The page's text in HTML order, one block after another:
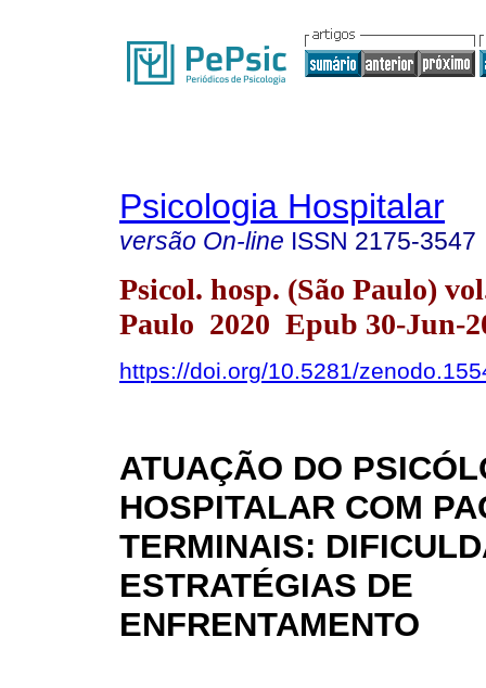
Psicologia Hospitalar
versão On-line ISSN 2175-3547
Psicol. hosp. (São Paulo)
Paulo 2020 Epub 30-Jun-
https://doi.org/10.5281/
ATUAÇÃO DO
HOSPITALAR COM
TERMINAIS:
ESTRATÉGIAS DE
ENFRENTAMENTO